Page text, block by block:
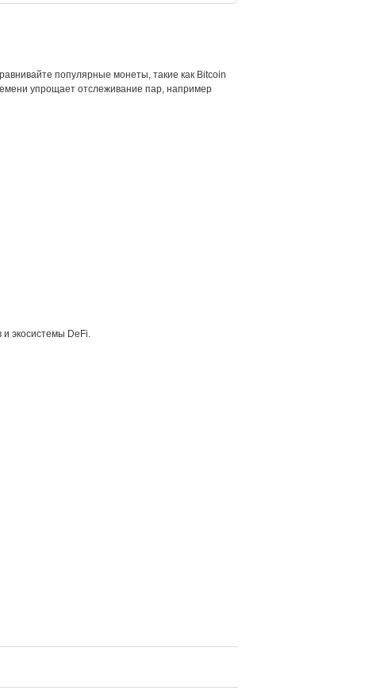
популярные монеты, такие как Bitcoin
упрощает отслеживание пар, например
экосистемы DeFi.